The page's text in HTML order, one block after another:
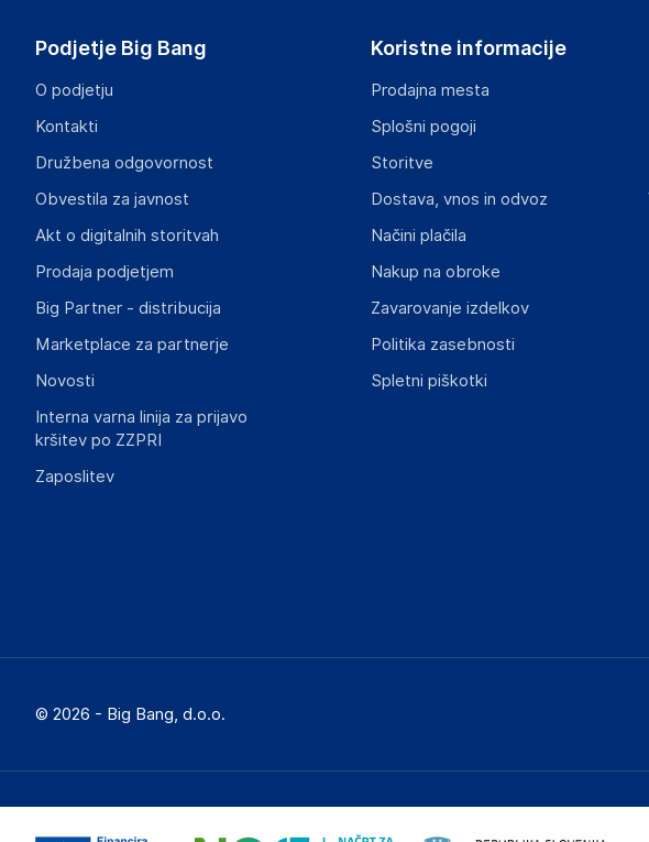
info@gira.de
Gospodarski subjekt s sedežem v EU, ki zagotavlja skladnost izdelka z
42477
Germany
Podjetje Big Bang
O podjetju
Kontakti
Družbena odgovornost
Obvestila za javnost
Akt o digitalnih storitvah
Prodaja podjetjem
Big Partner - distribucija
Marketplace za partnerje
Novosti
Interna varna linija za prijavo
kršitev po ZZPRI
Zaposlitev
Koristne informacije
Prodajna mesta
Splošni pogoji
Storitve
Dostava, vnos in odvoz
Načini plačila
Nakup na obroke
Zavarovanje izdelkov
Politika zasebnosti
Spletni piškotki
© 2026 - Big Bang, d.o.o.